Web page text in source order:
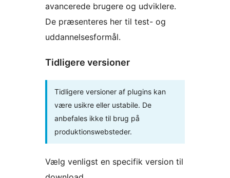
avancerede brugere og udviklere.
De præsenteres her til test- og
uddannelsesformål.
Tidligere versioner
Tidligere versioner af plugins kan
være usikre eller ustabile. De
anbefales ikke til brug på
produktionswebsteder.
Vælg venligst en specifik version til